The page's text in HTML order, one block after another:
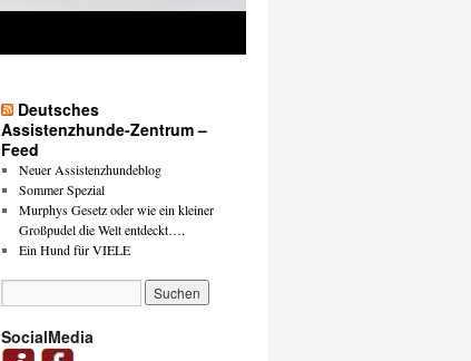
Deutsches
Assistenzhunde-Zentrum –
Feed
Neuer Assistenzhundeblog
Sommer Spezial
Murphys Gesetz oder wie ein kleiner
Großpudel die Welt entdeckt….
Ein Hund für VIELE
SocialMedia